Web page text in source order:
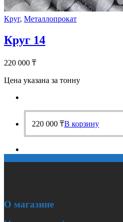
Круг, Металлопрокат
Круг 14
220 000 ₸
Цена указана за тонну
220 000 ₸В корзину
О магазине